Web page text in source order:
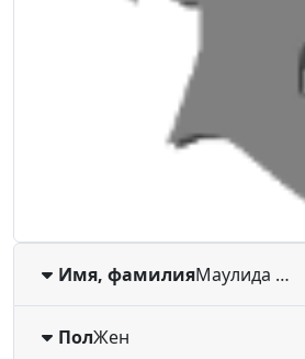
Имя, фамилияМаулида …
ПолЖен